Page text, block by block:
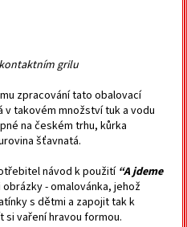
grilu
zpracování tato obalovací
v takovém množství tuk a vodu
na českém trhu, kůrka
šťavnatá.
návod k použití “A jdeme
- omalovánka, jehož
s dětmi a zapojit tak k
si vaření hravou formou.